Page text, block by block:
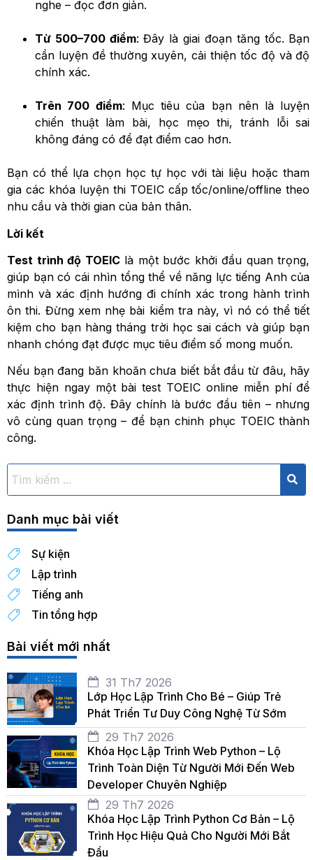
nghe – đọc đơn giản.
Từ 500–700 điểm: Đây là giai đoạn tăng tốc. Bạn
cần luyện đề thường xuyên, cải thiện tốc độ và độ
chính xác.
Trên 700 điểm: Mục tiêu của bạn nên là luyện
chiến thuật làm bài, học mẹo thi, tránh lỗi sai
không đáng có để đạt điểm cao hơn.
Bạn có thể lựa chọn học tự học với tài liệu hoặc tham
gia các khóa luyện thi TOEIC cấp tốc/online/offline theo
nhu cầu và thời gian của bản thân.
Lời kết
Test trình độ TOEIClà một bước khởi đầu quan trọng,
giúp bạn có cái nhìn tổng thể về năng lực tiếng Anh của
mình và xác định hướng đi chính xác trong hành trình
ôn thi. Đừng xem nhẹ bài kiểm tra này, vì nó có thể tiết
kiệm cho bạn hàng tháng trời học sai cách và giúp bạn
nhanh chóng đạt được mục tiêu điểm số mong muốn.
Nếu bạn đang băn khoăn chưa biết bắt đầu từ đâu, hãy
thực hiện ngay một bài test TOEIC online miễn phí để
xác định trình độ. Đây chính là bước đầu tiên – nhưng
vô cùng quan trọng – để bạn chinh phục TOEIC thành
công.
Danh mục bài viết
Sự kiện
Lập trình
Tiếng anh
Tin tổng hợp
Bài viết mới nhất
31 Th7 2026
Lớp Học Lập Trình Cho Bé – Giúp Trẻ
Phát Triển Tư Duy Công Nghệ Từ Sớm
29 Th7 2026
Khóa Học Lập Trình Web Python – Lộ
Trình Toàn Diện Từ Người Mới Đến Web
Developer Chuyên Nghiệp
29 Th7 2026
Khóa Học Lập Trình Python Cơ Bản – Lộ
Trình Học Hiệu Quả Cho Người Mới Bắt
Đầu